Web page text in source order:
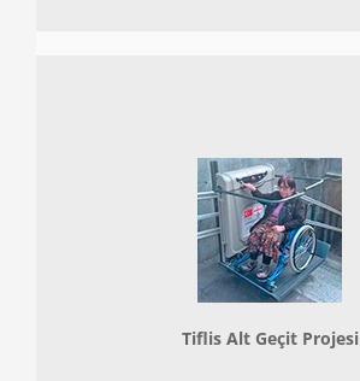
Tiflis Alt Geçit Projesi